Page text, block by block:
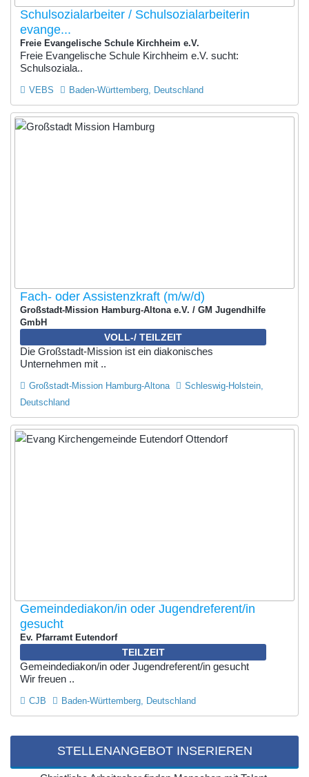
Schulsozialarbeiter / Schulsozialarbeiterin
evange...
Freie Evangelische Schule Kirchheim e.V.
Freie Evangelische Schule Kirchheim e.V. sucht:
Schulsoziala..
VEBS Baden-Württemberg, Deutschland
Fach- oder Assistenzkraft (m/w/d)
Großstadt-Mission Hamburg-Altona e.V. / GM Jugendhilfe
GmbH
VOLL-/ TEILZEIT
Die Großstadt-Mission ist ein diakonisches
Unternehmen mit ..
Großstadt-Mission Hamburg-Altona
Schleswig-Holstein,
Deutschland
Gemeindediakon/in oder Jugendreferent/in
gesucht
Ev. Pfarramt Eutendorf
TEILZEIT
Gemeindediakon/in oder Jugendreferent/in gesucht
Wir freuen ..
CJB Baden-Württemberg, Deutschland
STELLENANGEBOT INSERIEREN